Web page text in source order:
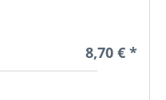
Regulärer
8,70 € *